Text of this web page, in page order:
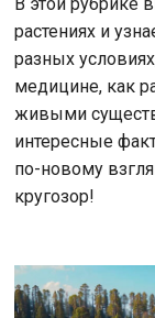
растениях и
разных
медицине, как
живыми
интересные
по-новому
кругозор!